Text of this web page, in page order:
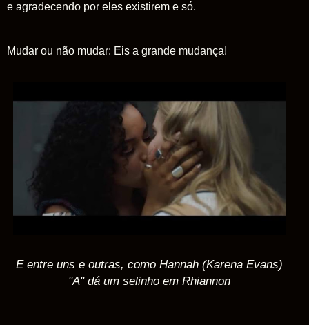
e agradecendo por eles existirem e só.
Mudar ou não mudar: Eis a grande mudança!
E entre uns e outras, como Hannah (Karena Evans)
"A" dá um selinho em Rhiannon